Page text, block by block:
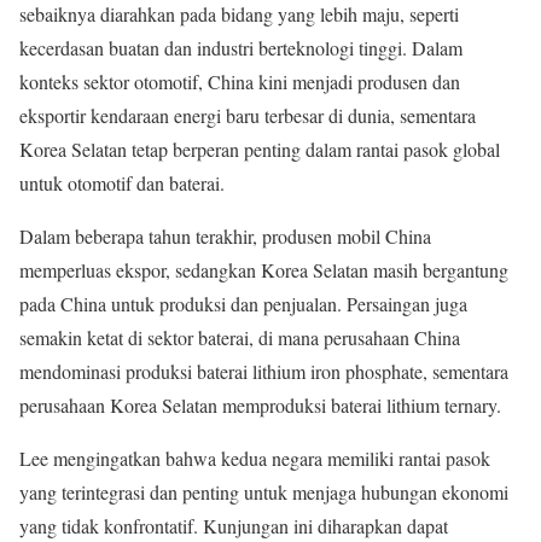
sebaiknya diarahkan pada bidang yang lebih maju, seperti
kecerdasan buatan dan industri berteknologi tinggi. Dalam
konteks sektor otomotif, China kini menjadi produsen dan
eksportir kendaraan energi baru terbesar di dunia, sementara
Korea Selatan tetap berperan penting dalam rantai pasok global
untuk otomotif dan baterai.
Dalam beberapa tahun terakhir, produsen mobil China
memperluas ekspor, sedangkan Korea Selatan masih bergantung
pada China untuk produksi dan penjualan. Persaingan juga
semakin ketat di sektor baterai, di mana perusahaan China
mendominasi produksi baterai lithium iron phosphate, sementara
perusahaan Korea Selatan memproduksi baterai lithium ternary.
Lee mengingatkan bahwa kedua negara memiliki rantai pasok
yang terintegrasi dan penting untuk menjaga hubungan ekonomi
yang tidak konfrontatif. Kunjungan ini diharapkan dapat